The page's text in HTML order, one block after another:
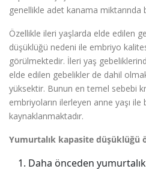
genellikle adet kanama miktarında
Özellikle ileri yaşlarda elde edilen
düşüklüğü nedeni ile embriyo
görülmektedir. İleri yaş
elde edilen gebelikler de dahil
yüksektir. Bunun en temel sebebi
embriyoların ilerleyen anne yaşı ile
kaynaklanmaktadır.
Yumurtalık kapasite düşüklüğü
Daha önceden